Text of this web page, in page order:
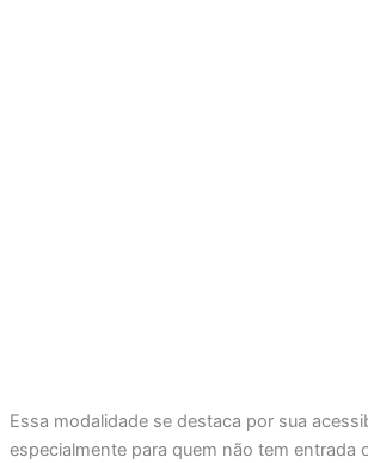
Essa modalidade se destaca por sua
especialmente para quem não tem entrada